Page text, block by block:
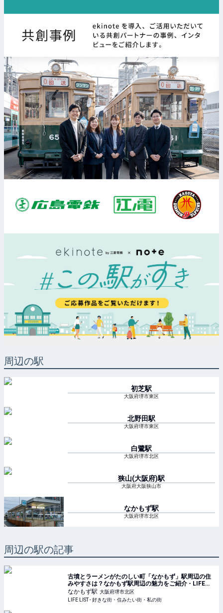
周辺の駅
初芝駅
大阪府堺市東区
北野田駅
大阪府堺市東区
白鷺駅
大阪府堺市北区
狭山(大阪府)駅
大阪府大阪狭山市
なかもず駅
大阪府堺市北区
周辺の駅の記事
古墳とラーメンがたのしい町「なかもず」駅周辺の住
みやすさは？なかもず駅周辺の魅力をご紹介 - LIFE
LIST - 好きな街・住みたい街・私の街
なかもず駅 大阪府堺市北区
LIFE LIST - 好きな街・住みたい街・私の街